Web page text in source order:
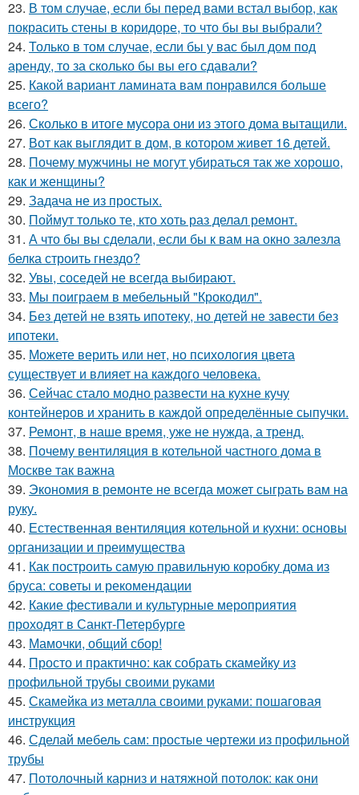
23. В том случае, если бы перед вами встал выбор, как
покрасить стены в коридоре, то что бы вы выбрали?
24. Только в том случае, если бы у вас был дом под
аренду, то за сколько бы вы его сдавали?
25. Какой вариант ламината вам понравился больше
всего?
26. Сколько в итоге мусора они из этого дома вытащили.
27. Вот как выглядит в дом, в котором живет 16 детей.
28. Почему мужчины не могут убираться так же хорошо,
как и женщины?
29. Задача не из простых.
30. Поймут только те, кто хоть раз делал ремонт.
31. А что бы вы сделали, если бы к вам на окно залезла
белка строить гнездо?
32. Увы, соседей не всегда выбирают.
33. Мы поиграем в мебельный "Крокодил".
34. Без детей не взять ипотеку, но детей не завести без
ипотеки.
35. Можете верить или нет, но психология цвета
существует и влияет на каждого человека.
36. Сейчас стало модно развести на кухне кучу
контейнеров и хранить в каждой определённые сыпучки.
37. Ремонт, в наше время, уже не нужда, а тренд.
38. Почему вентиляция в котельной частного дома в
Москве так важна
39. Экономия в ремонте не всегда может сыграть вам на
руку.
40. Естественная вентиляция котельной и кухни: основы
организации и преимущества
41. Как построить самую правильную коробку дома из
бруса: советы и рекомендации
42. Какие фестивали и культурные мероприятия
проходят в Санкт-Петербурге
43. Мамочки, общий сбор!
44. Просто и практично: как собрать скамейку из
профильной трубы своими руками
45. Скамейка из металла своими руками: пошаговая
инструкция
46. Сделай мебель сам: простые чертежи из профильной
трубы
47. Потолочный карниз и натяжной потолок: как они